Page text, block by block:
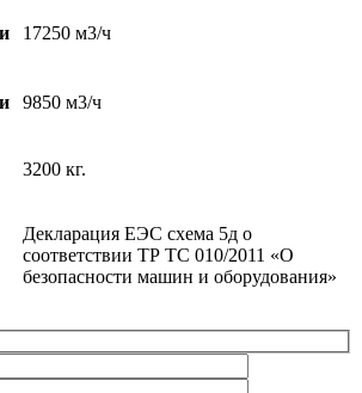
17250 м3/ч
9850 м3/ч
3200 кг.
Декларация ЕЭС схема 5д о
соответствии ТР ТС 010/2011 «О
безопасности машин и оборудования»